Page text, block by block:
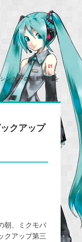
ンガーの最新情報を
クアップ
朝、ミクモバ
クアップ第三